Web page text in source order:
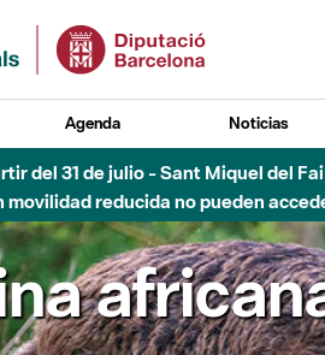
Agenda Noticias
del 31 de julio - Sant Miquel del
reducida no pueden